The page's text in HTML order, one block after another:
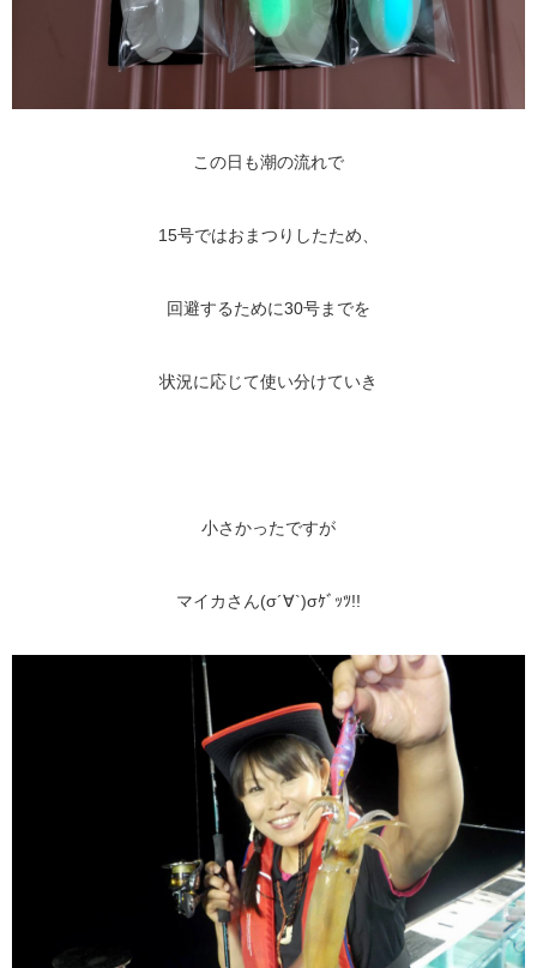
この日も潮の流れで
15号ではおまつりしたため、
回避するために30号までを
状況に応じて使い分けていき
小さかったですが
マイカさん(σ´∀`)σｹﾞｯﾂ!!